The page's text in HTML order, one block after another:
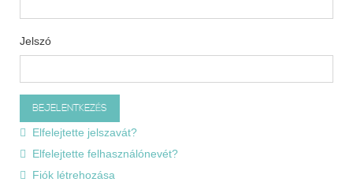
Jelszó
Elfelejtette jelszavát?
Elfelejtette felhasználónevét?
Fiók létrehozása